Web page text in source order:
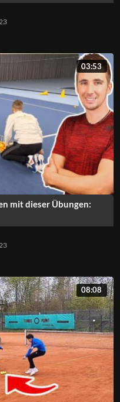
03:53
mit dieser Übungen:
08:08